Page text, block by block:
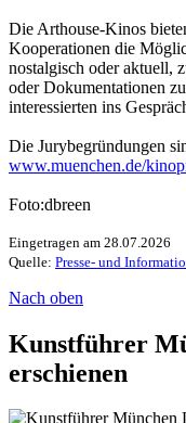
Die Arthouse-Kinos
Kooperationen die
nostalgisch oder aktuell,
oder Dokumentationen
interessierten ins
Die Jurybegründungen
www.muenchen.de/
Foto:dbreen
Eingetragen am 28.07.2026
Quelle: Presse- und
Nach oben
Kunstführer
erschienen